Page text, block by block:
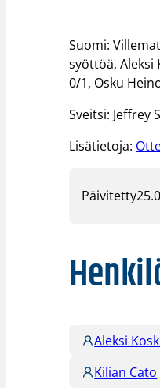
Suomi:
syöttöä, Aleksi
0/1, Osku
Sveitsi: Jeffrey
Lisätietoja:
Päivitetty
Aleksi
Kilian Cato